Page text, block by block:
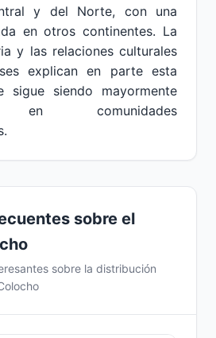
y del Norte, con una
en otros continentes. La
y las relaciones culturales
explican en parte esta
sigue siendo mayormente
en comunidades
sobre el
sobre la distribución